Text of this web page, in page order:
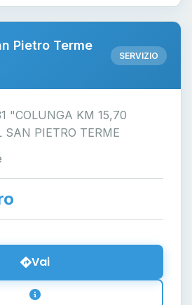
Pietro Terme
SERVIZIO
"COLUNGA KM 15,70
PIETRO TERME
Vai